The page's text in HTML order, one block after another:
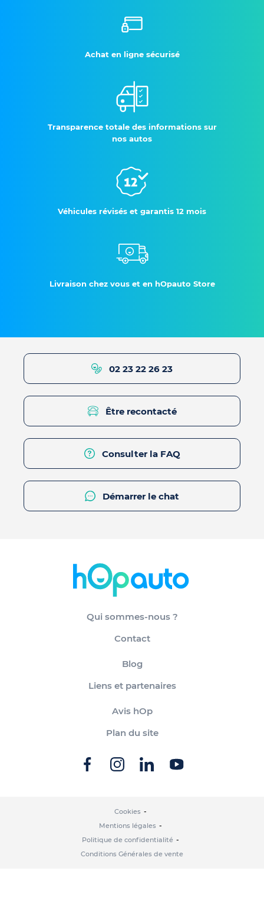
Achat en ligne sécurisé
Transparence totale des informations sur
nos autos
Véhicules révisés et garantis 12 mois
Livraison chez vous et en hOpauto Store
02 23 22 26 23
Être recontacté
Consulter la FAQ
Démarrer le chat
Qui sommes-nous ?
Contact
Blog
Liens et partenaires
Avis hOp
Plan du site
Cookies
Mentions légales
Politique de confidentialité
Conditions Générales de vente